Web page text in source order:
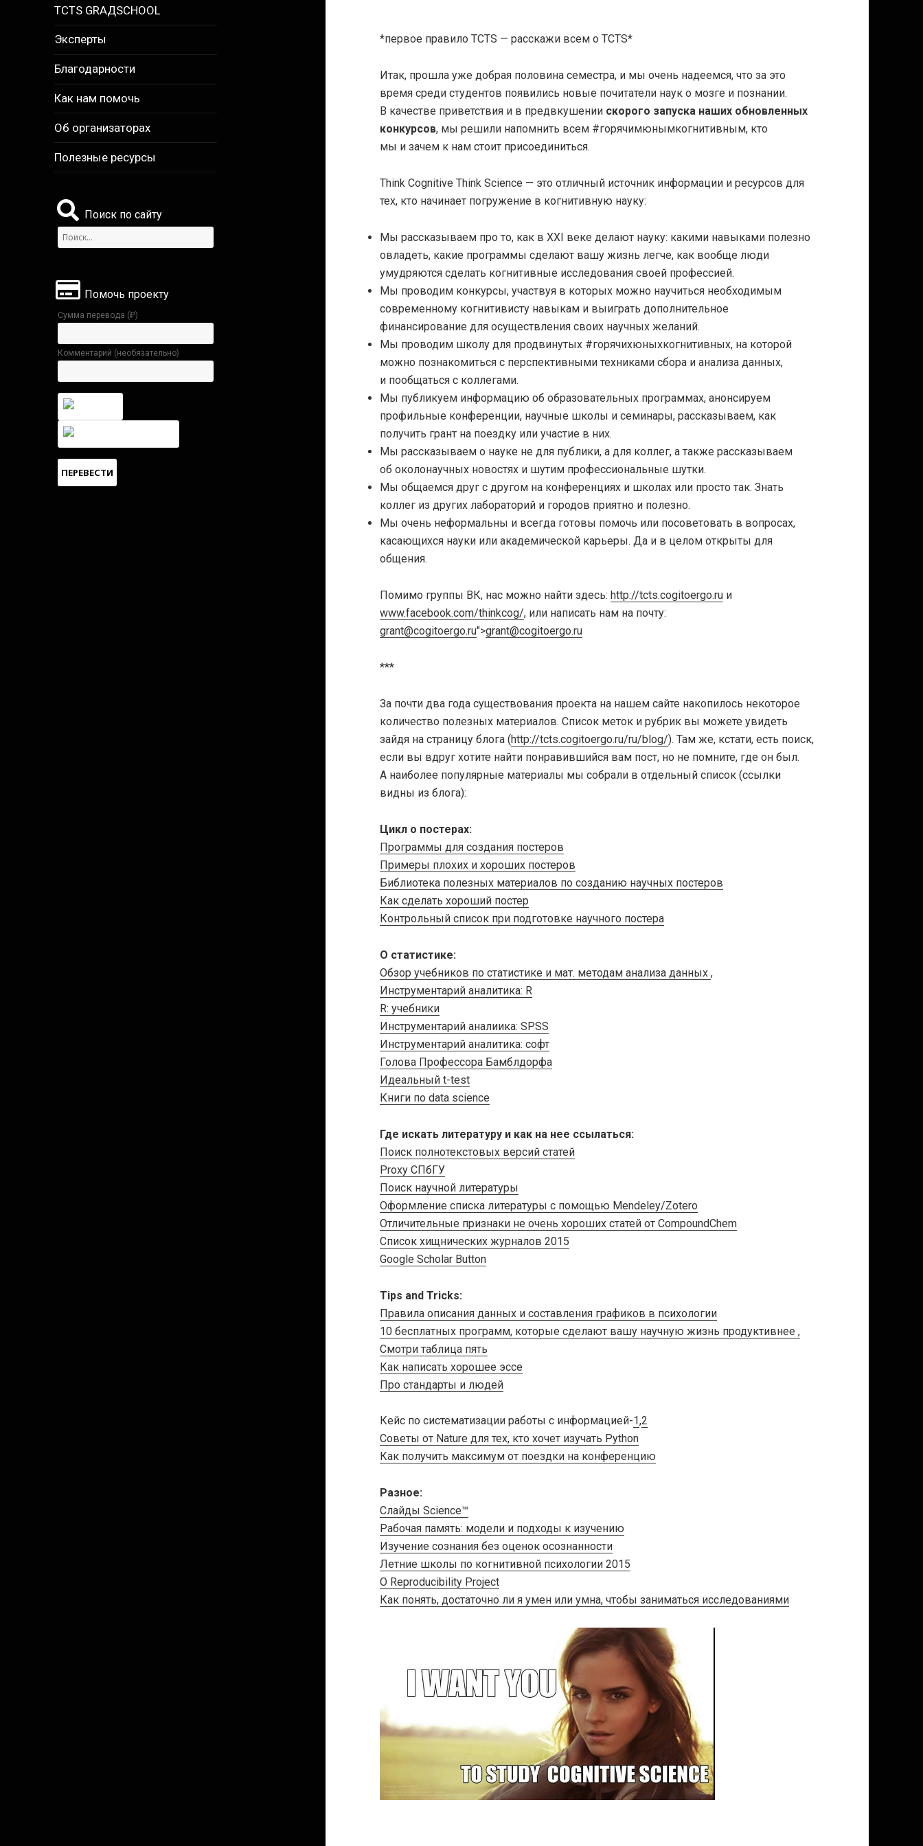
TCTS GRАДSCHOOL
Эксперты
Благодарности
Как нам помочь
Об организаторах
Полезные ресурсы
Поиск по сайту
Найти:
Помочь проекту
Сумма перевода (₽)
Комментарий (необязательно)
*первое правило TCTS — расскажи всем о TCTS*
Итак, прошла уже добрая половина семестра, и мы очень надеемся, что за это
время среди студентов появились новые почитатели наук о мозге и познании.
В качестве приветствия и в предвкушении скорого запуска наших обновленных
конкурсов, мы решили напомнить всем #горячимюнымкогнитивным, кто
мы и зачем к нам стоит присоединиться.
Think Cognitive Think Science — это отличный источник информации и ресурсов для
тех, кто начинает погружение в когнитивную науку:
Мы рассказываем про то, как в XXI веке делают науку: какими навыками полезно
овладеть, какие программы сделают вашу жизнь легче, как вообще люди
умудряются сделать когнитивные исследования своей профессией.
Мы проводим конкурсы, участвуя в которых можно научиться необходимым
современному когнитивисту навыкам и выиграть дополнительное
финансирование для осуществления своих научных желаний.
Мы проводим школу для продвинутых #горячихюныхкогнитивных, на которой
можно познакомиться с перспективными техниками сбора и анализа данных,
и пообщаться с коллегами.
Мы публикуем информацию об образовательных программах, анонсируем
профильные конференции, научные школы и семинары, рассказываем, как
получить грант на поездку или участие в них.
Мы рассказываем о науке не для публики, а для коллег, а также рассказываем
об околонаучных новостях и шутим профессиональные шутки.
Мы общаемся друг с другом на конференциях и школах или просто так. Знать
коллег из других лабораторий и городов приятно и полезно.
Мы очень неформальны и всегда готовы помочь или посоветовать в вопросах,
касающихся науки или академической карьеры. Да и в целом открыты для
общения.
Помимо группы ВК, нас можно найти здесь:http://tcts.cogitoergo.ru и
www.facebook.com/thinkcog/, или написать нам на почту:
grant@cogitoergo.ru">grant@cogitoergo.ru
***
За почти два года существования проекта на нашем сайте накопилось некоторое
количество полезных материалов. Список меток и рубрик вы можете увидеть
зайдя на страницу блога (http://tcts.cogitoergo.ru/ru/blog/). Там же, кстати, есть поиск,
если вы вдруг хотите найти понравившийся вам пост, но не помните, где он был.
А наиболее популярные материалы мы собрали в отдельный список (ссылки
видны из блога):
Цикл о постерах:
Программы для создания постеров
Примеры плохих и хороших постеров
Библиотека полезных материалов по созданию научных постеров
Как сделать хороший постер
Контрольный список при подготовке научного постера
О статистике:
Обзор учебников по статистике и мат. методам анализа данных,
Инструментарий аналитика: R
R: учебники
Инструментарий аналиика: SPSS
Инструментарий аналитика: софт
Голова Профессора Бамблдорфа
Идеальный t-test
Книги по data science
Где искать литературу и как на нее ссылаться:
Поиск полнотекстовых версий статей
Proxy СПбГУ
Поиск научной литературы
Оформление списка литературы с помощью Mendeley/Zotero
Отличительные признаки не очень хороших статей от CompoundChem
Список хищнических журналов 2015
Google Scholar Button
Tips and Tricks:
Правила описания данных и составления графиков в психологии
10 бесплатных программ, которые сделают вашу научную жизнь продуктивнее ,
Смотри таблица пять
Как написать хорошее эссе
Про стандарты и людей
Кейс по систематизации работы с информацией-1,2
Советы от Nature для тех, кто хочет изучать Python
Как получить максимум от поездки на конференцию
Разное:
Слайды Science™
Рабочая память: модели и подходы к изучению
Изучение сознания без оценок осознанности
Летние школы по когнитивной психологии 2015
O Reproducibility Project
Как понять, достаточно ли я умен или умна, чтобы заниматься исследованиями